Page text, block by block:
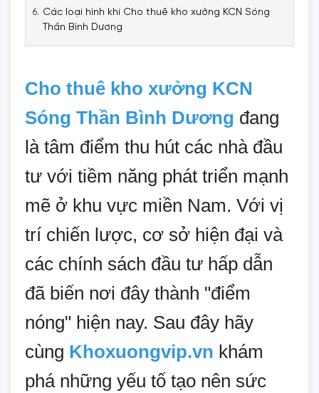
Các loại hình khi Cho thuê kho xưởng KCN Sóng
Thần Bình Dương
Cho thuê kho xưởng KCN
Sóng Thần Bình Dương đang
là tâm điểm thu hút các nhà đầu
tư với tiềm năng phát triển mạnh
mẽ ở khu vực miền Nam. Với vị
trí chiến lược, cơ sở hiện đại và
các chính sách đầu tư hấp dẫn
đã biến nơi đây thành "điểm
nóng" hiện nay. Sau đây hãy
cùng Khoxuongvip.vn khám
phá những yếu tố tạo nên sức